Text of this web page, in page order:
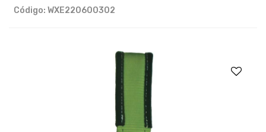
Código: WXE220600302